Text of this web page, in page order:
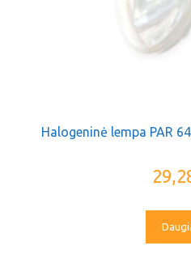
Halogeninė lempa PAR